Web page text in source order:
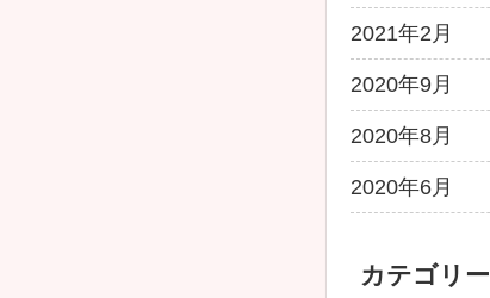
2021年2月
2020年9月
2020年8月
2020年6月
カテゴリー